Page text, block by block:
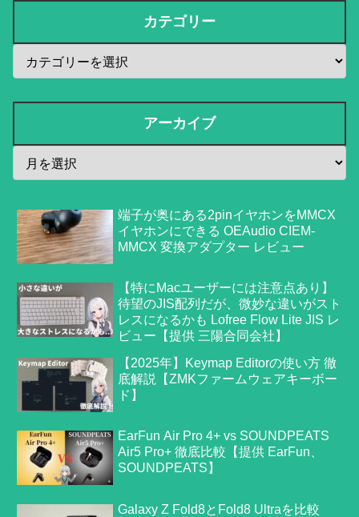
カテゴリー
アーカイブ
端子が奥にある2pinイヤホンをMMCX
イヤホンにできる OEAudio CIEM-
MMCX 変換アダプター レビュー
【特にMacユーザーには注意点あり】
待望のJIS配列だが、微妙な違いがスト
レスになるかも Lofree Flow Lite JIS レ
ビュー【提供 三陽合同会社】
【2025年】Keymap Editorの使い方 徹
底解説【ZMKファームウェアキーボー
ド】
EarFun Air Pro 4+ vs SOUNDPEATS
Air5 Pro+ 徹底比較【提供 EarFun、
SOUNDPEATS】
Galaxy Z Fold8とFold8 Ultraを比較